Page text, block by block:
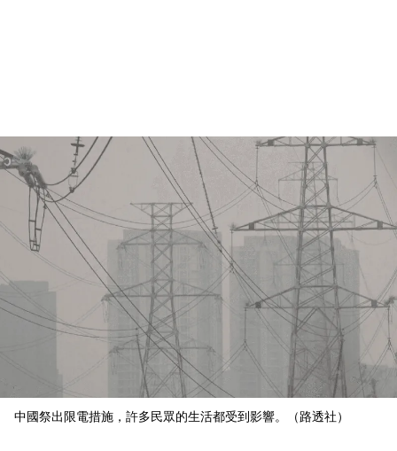
中國祭出限電措施，許多民眾的生活都受到影響。（路透社）